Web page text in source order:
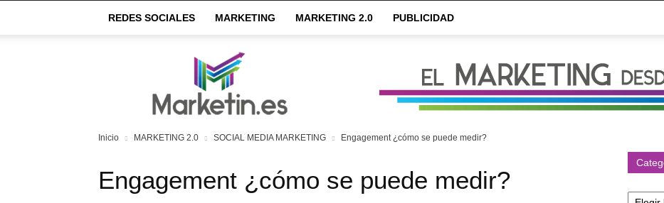
REDES SOCIALES MARKETING MARKETING 2.0 PUBLICIDAD
Inicio MARKETING 2.0 SOCIAL MEDIA MARKETING Engagement ¿cómo se puede medir?
Engagement ¿cómo se puede medir?